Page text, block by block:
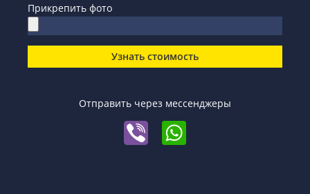
Прикрепить фото
Узнать стоимость
Отправить через мессенджеры